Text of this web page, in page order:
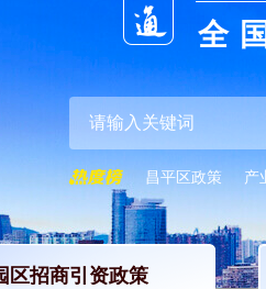
全
昌平区政策 产
区招商引资政策